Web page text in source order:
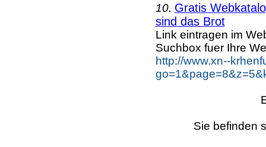
10. Gratis
sind das Brot
Link eintragen im
Suchbox fuer Ihre
http://www.xn--
Sie befinden